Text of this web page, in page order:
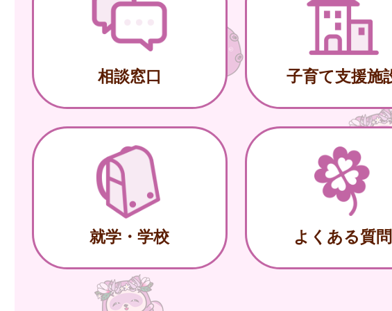
相談窓口 子育て支援施
就学・学校 よくある質問